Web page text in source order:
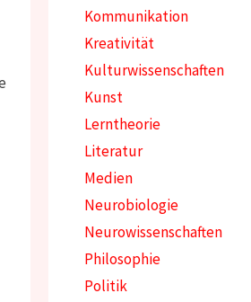
Kommunikation
Kreativität
Kulturwissenschaften
Kunst
Lerntheorie
Literatur
Medien
Neurobiologie
Neurowissenschaften
Philosophie
Politik